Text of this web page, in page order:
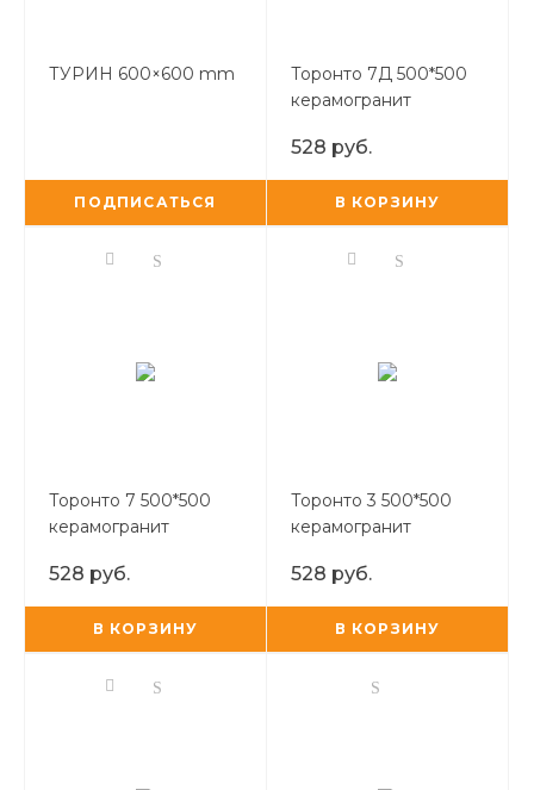
ТУРИН 600×600 mm
ПОДПИСАТЬСЯ
Торонто 7Д 500*500
керамогранит
528 руб.
В КОРЗИНУ
Торонто 7 500*500
керамогранит
528 руб.
В КОРЗИНУ
Торонто 3 500*500
керамогранит
528 руб.
В КОРЗИНУ